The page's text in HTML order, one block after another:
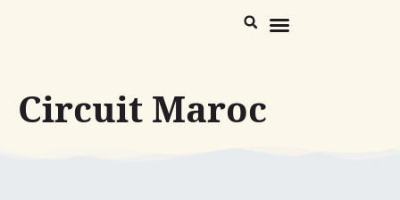
Circuit Maroc